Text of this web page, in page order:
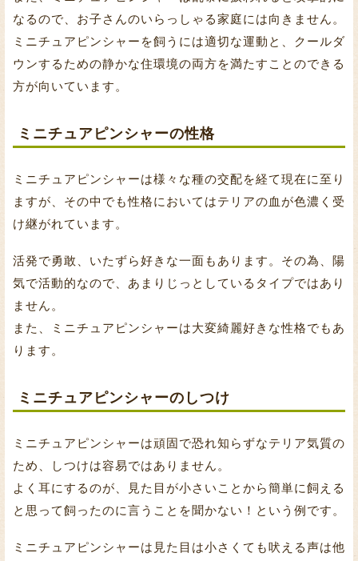
なるので、お子さんのいらっしゃる家庭には向きません。
ミニチュアピンシャーを飼うには適切な運動と、クールダ
ウンするための静かな住環境の両方を満たすことのできる
方が向いています。
ミニチュアピンシャーの性格
ミニチュアピンシャーは様々な種の交配を経て現在に至り
ますが、その中でも性格においてはテリアの血が色濃く受
け継がれています。
活発で勇敢、いたずら好きな一面もあります。その為、陽
気で活動的なので、あまりじっとしているタイプではあり
ません。
また、ミニチュアピンシャーは大変綺麗好きな性格でもあ
ります。
ミニチュアピンシャーのしつけ
ミニチュアピンシャーは頑固で恐れ知らずなテリア気質の
ため、しつけは容易ではありません。
よく耳にするのが、見た目が小さいことから簡単に飼える
と思って飼ったのに言うことを聞かない！という例です。
ミニチュアピンシャーは見た目は小さくても吠える声は他